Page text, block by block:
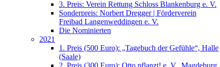
3. Preis: Verein Rettung Schloss Blankenburg e. V.
Sonderpreis: Norbert Dregger | Förderverein
Freibad Langenweddingen e. V.
Die Nominierten
2021
1. Preis (500 Euro): „Tagebuch der Gefühle“, Halle
(Saale)
2. Preis (300 Euro): Otto pflanzt! e. V., Magdeburg